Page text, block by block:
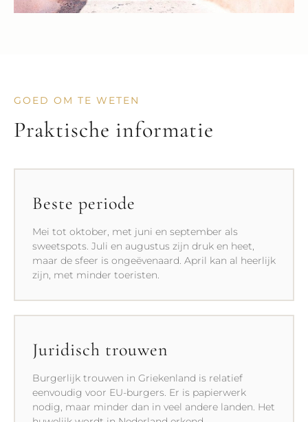
GOED OM TE WETEN
Praktische informatie
Beste periode
Mei tot oktober, met juni en september als
sweetspots. Juli en augustus zijn druk en heet,
maar de sfeer is ongeëvenaard. April kan al heerlijk
zijn, met minder toeristen.
Juridisch trouwen
Burgerlijk trouwen in Griekenland is relatief
eenvoudig voor EU-burgers. Er is papierwerk
nodig, maar minder dan in veel andere landen. Het